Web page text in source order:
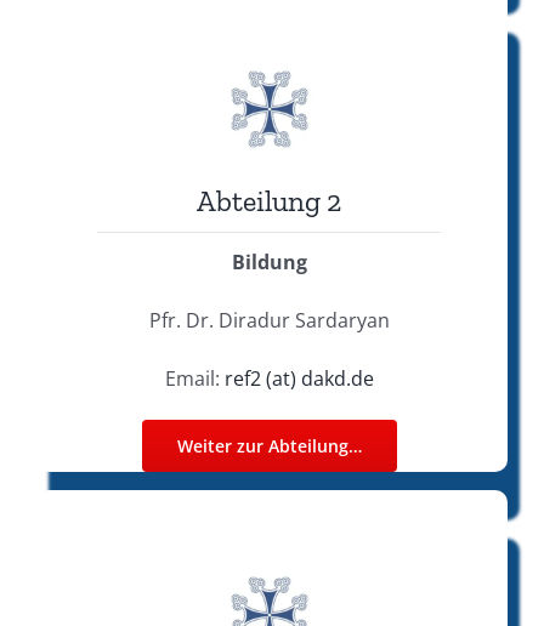
Abteilung 2
Bildung
Pfr. Dr. Diradur Sardaryan
Email: ref2 (at) dakd.de
Weiter zur Abteilung…